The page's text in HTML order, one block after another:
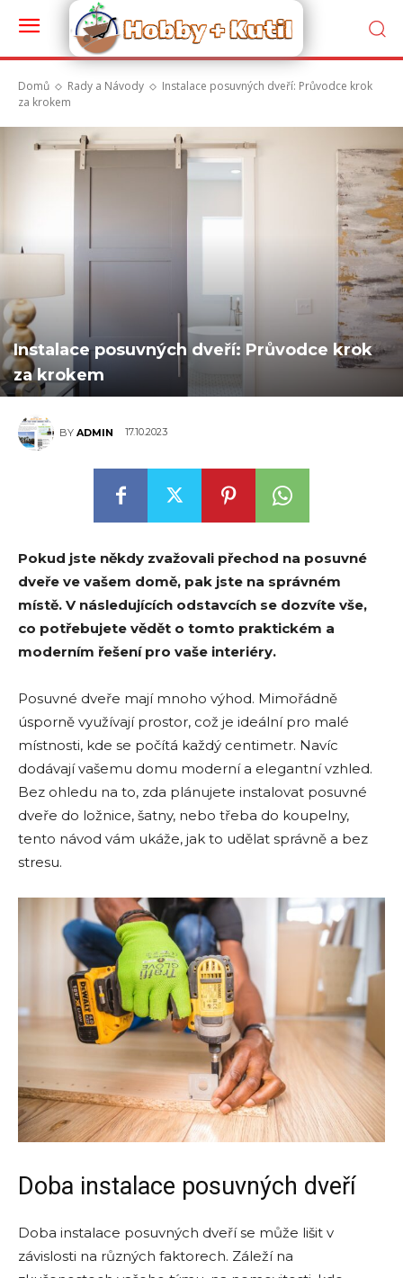
Domů Rady a Návody
Instalace posuvných dveří: Průvodce krok
za krokem
Instalace posuvných dveří: Průvodce krok
za krokem
BY ADMIN 17.10.2023
Pokud jste někdy zvažovali přechod na posuvné
dveře ve vašem domě, pak jste na správném
místě. V následujících odstavcích se dozvíte vše,
co potřebujete vědět o tomto praktickém a
moderním řešení pro vaše interiéry.
Posuvné dveře mají mnoho výhod. Mimořádně
úsporně využívají prostor, což je ideální pro malé
místnosti, kde se počítá každý centimetr. Navíc
dodávají vašemu domu moderní a elegantní vzhled.
Bez ohledu na to, zda plánujete instalovat posuvné
dveře do ložnice, šatny, nebo třeba do koupelny,
tento návod vám ukáže, jak to udělat správně a bez
stresu.
Doba instalace posuvných dveří
Doba instalace posuvných dveří se může lišit v
závislosti na různých faktorech. Záleží na